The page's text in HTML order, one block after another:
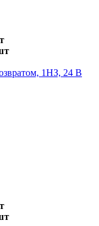
1НЗ, 24 В